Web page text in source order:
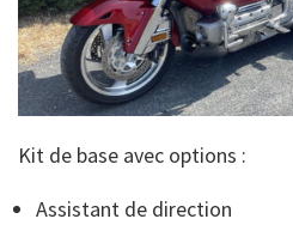
Kit de base avec options :
Assistant de direction